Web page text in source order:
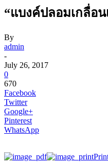
“แบงค์ปลอมเกลื่อน
By
admin
-
July 26, 2017
0
670
Facebook
Twitter
Google+
Pinterest
WhatsApp